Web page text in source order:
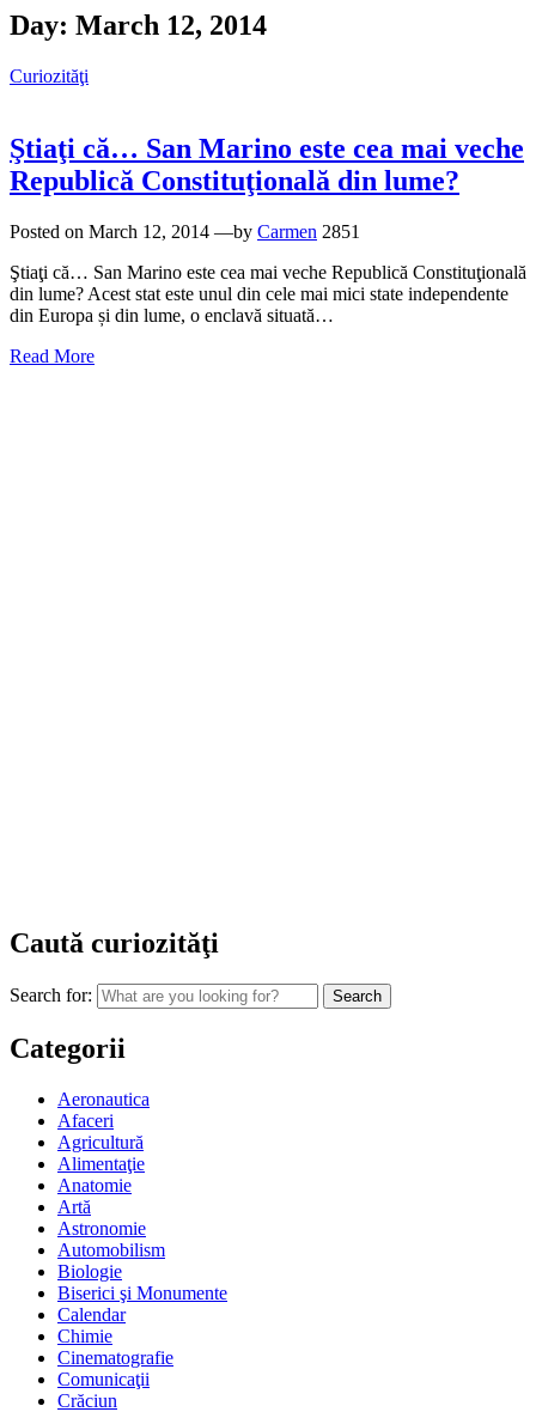
Day: March 12, 2014
Curiozităţi
Ştiaţi că… San Marino este cea mai veche
Republică Constituţională din lume?
Posted on March 12, 2014 —by Carmen 2851
Ştiaţi că… San Marino este cea mai veche Republică Constituţională
din lume? Acest stat este unul din cele mai mici state independente
din Europa și din lume, o enclavă situată…
Read More
Caută curiozităţi
Search for:
Categorii
Aeronautica
Afaceri
Agricultură
Alimentaţie
Anatomie
Artă
Astronomie
Automobilism
Biologie
Biserici şi Monumente
Calendar
Chimie
Cinematografie
Comunicaţii
Crăciun